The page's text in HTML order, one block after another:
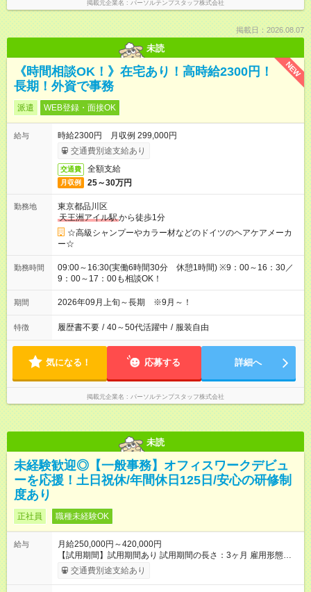
掲載元企業名 パーソルテンプスタッフ株式会社
掲載日：2026.08.07
未読
NEW
《時間相談OK！》在宅あり！高時給2300円！
長期！外資で事務
派遣 WEB登録・面接OK
給与
時給2300円 月収例 299,000円
交通費別途支給あり
交通費 全額支給
月収例 25～30万円
勤務地
東京都品川区
天王洲アイル駅から徒歩1分
☆高級シャンプーやカラー材などのドイツのヘアケアメーカ
ー☆
勤務時間
09:00～16:30(実働6時間30分 休憩1時間) ※9：00～16：30／
9：00～17：00も相談OK！
期間 2026年09月上旬～長期 ※9月～！
特徴 履歴書不要 / 40～50代活躍中 / 服装自由
気になる！ 応募する 詳細へ
掲載元企業名 パーソルテンプスタッフ株式会社
未読
未経験歓迎◎【一般事務】オフィスワークデビュ
ーを応援！土日祝休/年間休日125日/安心の研修制
度あり
正社員 職種未経験OK
給与
月給250,000円～420,000円
【試用期間】試用期間あり 試用期間の長さ：3ヶ月 雇用形態、
給与は本採用時と同じです。
交通費別途支給あり